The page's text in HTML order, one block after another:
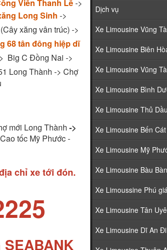
Viên Thanh Lễ->
Long Sinh ->
(Cây xăng vân trúc) ->
68 tân đông hiệp dĩ
Big C Đồng Nai ->
Long Thành -> Chợ
mới Long Thành ->
Cao tốc Mỹ Phước -
chỉ xe tới đón.
SEABANK
Dịch vụ
Xe Limousine Vũng
Xe Limousine Biên
Xe Limousine Vũng
Xe Limousine Bình
Xe Limousine Thủ
Xe Limousine Bến
Xe Limousine Mỹ
Xe Limousine Bàu
Xe Limoussine Phú
Xe Limousine Tân
Xe Limousine Dĩ An